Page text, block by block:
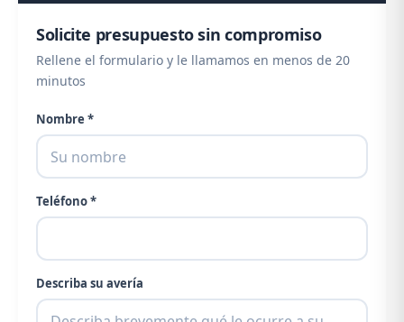
Solicite presupuesto sin compromiso
Rellene el formulario y le llamamos en menos de 20
minutos
Nombre *
Teléfono *
Describa su avería